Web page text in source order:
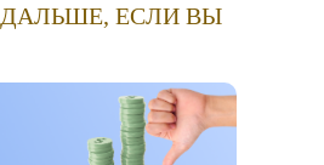
ЕСЛИ ВЫ